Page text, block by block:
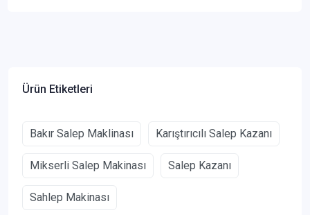
Ürün Etiketleri
Bakır Salep Maklinası Karıştırıcılı Salep Kazanı
Mikserli Salep Makinası Salep Kazanı
Sahlep Makinası